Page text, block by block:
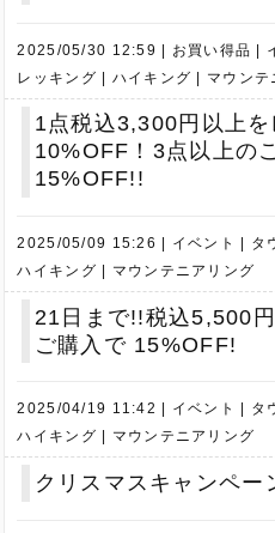
2025/05/30 12:59 お買い得品
レッキング
ハイキング マウンテ
1点税込3,300円以上を
10%OFF！3点以上の
15%OFF!!
2025/05/09 15:26 イベント タ
ハイキング
マウンテニアリング
21日まで!!税込5,500
ご購入で 15%OFF!
2025/04/19 11:42 イベント タ
ハイキング
マウンテニアリング
クリスマスキャンペー